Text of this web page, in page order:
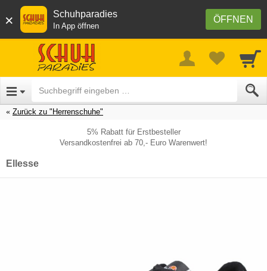
× ÖFFNEN
Schuhparadies
In App öffnen
Zurück zu "Herrenschuhe"
5% Rabatt für Erstbesteller
Versandkostenfrei ab 70,- Euro Warenwert!
Ellesse